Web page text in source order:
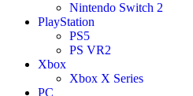
Nintendo Switch 2
PlayStation
PS5
PS VR2
Xbox
Xbox X Series
PC